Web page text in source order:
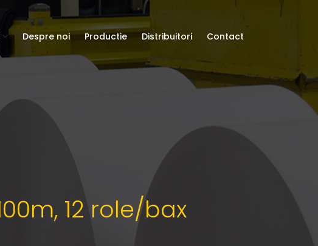
Despre noi Productie Distribuitori Contact
12 role/bax